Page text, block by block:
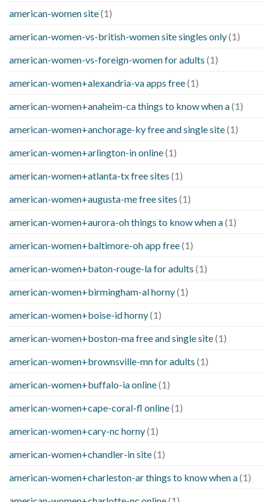
american-women site(1)
american-women-vs-british-women site singles only(1)
american-women-vs-foreign-women for adults (1)
american-women+alexandria-va apps free(1)
american-women+anaheim-ca things to know when a(1)
american-women+anchorage-ky free and single site(1)
american-women+arlington-in online(1)
american-women+atlanta-tx free sites (1)
american-women+augusta-me free sites (1)
american-women+aurora-oh things to know when a(1)
american-women+baltimore-oh app free(1)
american-women+baton-rouge-la for adults (1)
american-women+birmingham-al horny(1)
american-women+boise-id horny(1)
american-women+boston-ma free and single site(1)
american-women+brownsville-mn for adults (1)
american-women+buffalo-ia online(1)
american-women+cape-coral-fl online(1)
american-women+cary-nc horny(1)
american-women+chandler-in site(1)
american-women+charleston-ar things to know when a(1)